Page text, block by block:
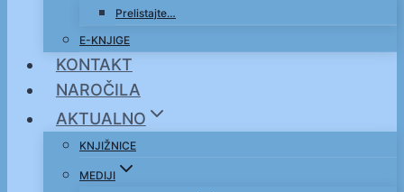
Prelistajte…
E-KNJIGE
KONTAKT
NAROČILA
AKTUALNO
KNJIŽNICE
MEDIJI